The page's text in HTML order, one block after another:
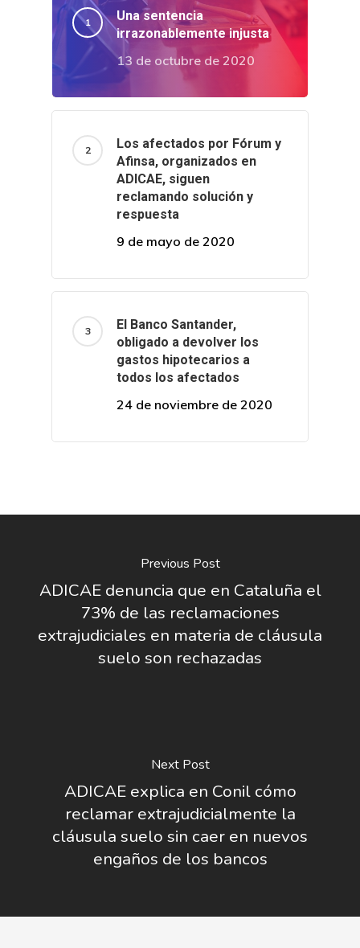
Una sentencia
irrazonablemente injusta
13 de octubre de 2020
Los afectados por Fórum y
Afinsa, organizados en
ADICAE, siguen
reclamando solución y
respuesta
9 de mayo de 2020
El Banco Santander,
obligado a devolver los
gastos hipotecarios a
todos los afectados
24 de noviembre de 2020
Previous Post
ADICAE denuncia que en Cataluña el
73% de las reclamaciones
extrajudiciales en materia de cláusula
suelo son rechazadas
Next Post
ADICAE explica en Conil cómo
reclamar extrajudicialmente la
cláusula suelo sin caer en nuevos
engaños de los bancos